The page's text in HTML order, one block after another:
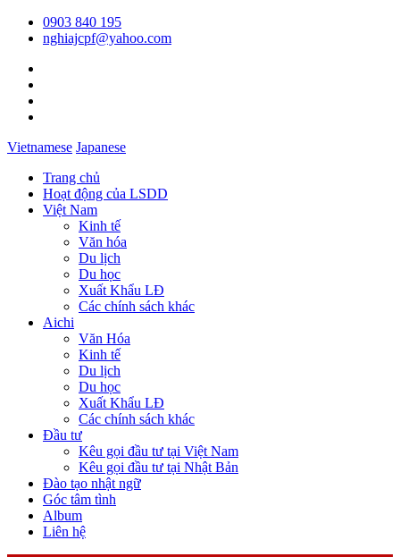
0903 840 195
nghiajcpf@yahoo.com
Vietnamese Japanese
Trang chủ
Hoạt động của LSDD
Việt Nam
Kinh tế
Văn hóa
Du lịch
Du học
Xuất Khẩu LĐ
Các chính sách khác
Aichi
Văn Hóa
Kinh tế
Du lịch
Du học
Xuất Khẩu LĐ
Các chính sách khác
Đầu tư
Kêu gọi đầu tư tại Việt Nam
Kêu gọi đầu tư tại Nhật Bản
Đào tạo nhật ngữ
Góc tâm tình
Album
Liên hệ